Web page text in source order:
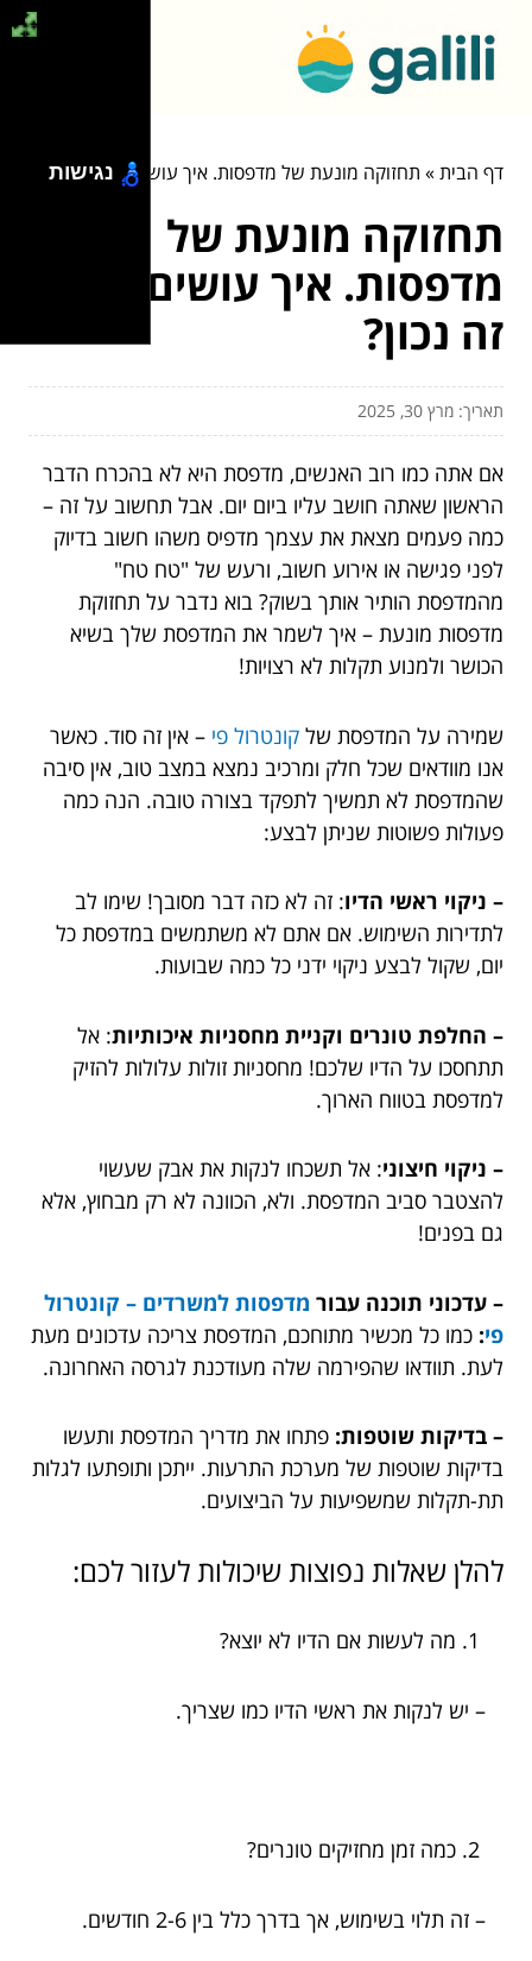
דף הבית» תחזוקה מונעת של מדפסות. איך עושים את זה נכון?
תחזוקה מונעת של
מדפסות. איך עושים את
זה נכון?
תאריך: מרץ 30, 2025
אם אתה כמו רוב האנשים, מדפסת היא לא בהכרח הדבר
הראשון שאתה חושב עליו ביום יום. אבל תחשוב על זה –
כמה פעמים מצאת את עצמך מדפיס משהו חשוב בדיוק
לפני פגישה או אירוע חשוב, ורעש של "טח טח"
מהמדפסת הותיר אותך בשוק? בוא נדבר על תחזוקת
מדפסות מונעת – איך לשמר את המדפסת שלך בשיא
הכושר ולמנוע תקלות לא רצויות!
שמירה על המדפסת של קונטרול פי – אין זה סוד. כאשר
אנו מוודאים שכל חלק ומרכיב נמצא במצב טוב, אין סיבה
שהמדפסת לא תמשיך לתפקד בצורה טובה. הנה כמה
פעולות פשוטות שניתן לבצע:
– ניקוי ראשי הדיו: זה לא כזה דבר מסובך! שימו לב
לתדירות השימוש. אם אתם לא משתמשים במדפסת כל
יום, שקול לבצע ניקוי ידני כל כמה שבועות.
– החלפת טונרים וקניית מחסניות איכותיות: אל
תתחסכו על הדיו שלכם! מחסניות זולות עלולות להזיק
למדפסת בטווח הארוך.
– ניקוי חיצוני: אל תשכחו לנקות את אבק שעשוי
להצטבר סביב המדפסת. ולא, הכוונה לא רק מבחוץ, אלא
גם בפנים!
– עדכוני תוכנה עבור מדפסות למשרדים – קונטרול
פי: כמו כל מכשיר מתוחכם, המדפסת צריכה עדכונים מעת
לעת. תוודאו שהפירמה שלה מעודכנת לגרסה האחרונה.
– בדיקות שוטפות: פתחו את מדריך המדפסת ותעשו
בדיקות שוטפות של מערכת התרעות. ייתכן ותופתעו לגלות
תת-תקלות שמשפיעות על הביצועים.
להלן שאלות נפוצות שיכולות לעזור לכם:
מה לעשות אם הדיו לא יוצא?
– יש לנקות את ראשי הדיו כמו שצריך.
כמה זמן מחזיקים טונרים?
– זה תלוי בשימוש, אך בדרך כלל בין 2-6 חודשים.
נגישות